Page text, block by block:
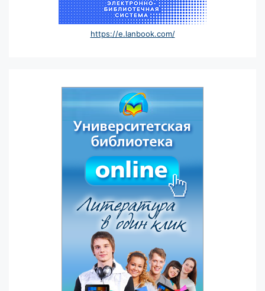
https://e.lanbook.com/